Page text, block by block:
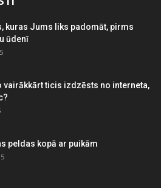
kuras Jums liks padomāt, pirms
ūdenī
vairākkārt ticis izdzēsts no interneta,
peldas kopā ar puikām